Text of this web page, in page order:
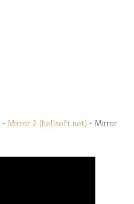
-Mirror 2 (hellsoft.net) - Mirror